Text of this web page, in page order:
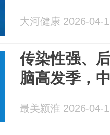
大河健康 2026-04-
传染性强、
脑高发季，
最美颍淮 2026-04-